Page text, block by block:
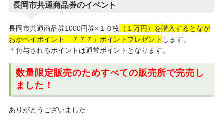
長岡市共通商品券のイベント
長岡市共通商品券1000円券×１０枚 （１万円）を購入するとなが
おかペイポイント「７７７」ポイントプレゼント します。
＊付与されるポイントは通常ポイントとなります。
数量限定販売のためすべての販売所で完売 し
ました！
ありがとうございました